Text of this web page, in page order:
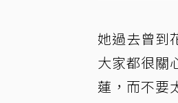
她過去曾到
大家都很關
蓮，而不要